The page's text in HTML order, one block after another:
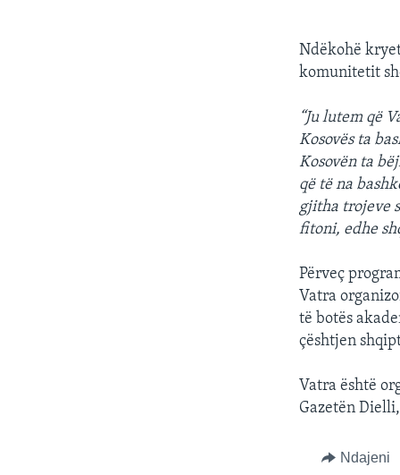
Ndëkohë
komunitetit
“Ju lutem që
Kosovës ta
Kosovën ta
që të na
gjitha trojeve
fitoni, edhe
Përveç
Vatra
të botës
çështjen
Vatra është
Gazetën
Ndajeni